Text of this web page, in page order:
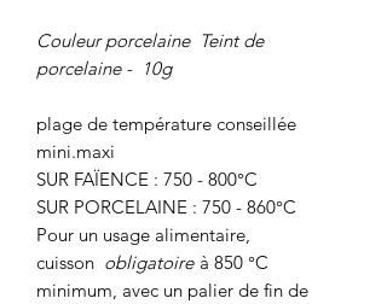
Couleur porcelaine Teint de
porcelaine - 10g
plage de température conseillée
mini.maxi
SUR FAÏENCE : 750 - 800°C
SUR PORCELAINE : 750 - 860°C
Pour un usage alimentaire,
cuisson obligatoire à 850 °C
minimum, avec un palier de fin de